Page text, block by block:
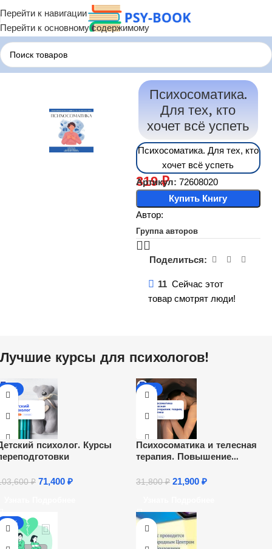
Перейти к навигации
Перейти к основному содержимому
Главная Терапия по Состояниям Терапия Психосоматики
Психосоматика.
Для тех, кто
хочет всё успеть
Психосоматика. Для тех, кто
хочет всё успеть
Артикул: 72608020
319₽
Купить Книгу
Автор:
Группа авторов
Поделиться:
11 Сейчас этот
товар смотрят люди!
Лучшие курсы для психологов!
-31%
психолог. Курсы
₽ 71,400 ₽
-31%
Психосоматика и телесная
терапия. Повышение
31,800₽ 21,900 ₽
-26%